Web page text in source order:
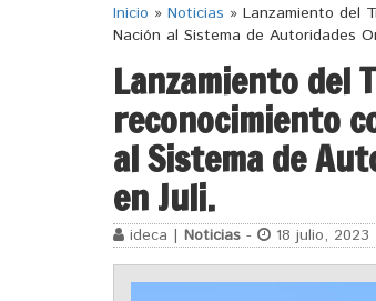
Inicio » Noticias » Lanzamiento del
Nación al Sistema de Autoridades
Lanzamiento del
reconocimiento
al Sistema de
en Juli.
ideca | Noticias - 18 julio, 2023